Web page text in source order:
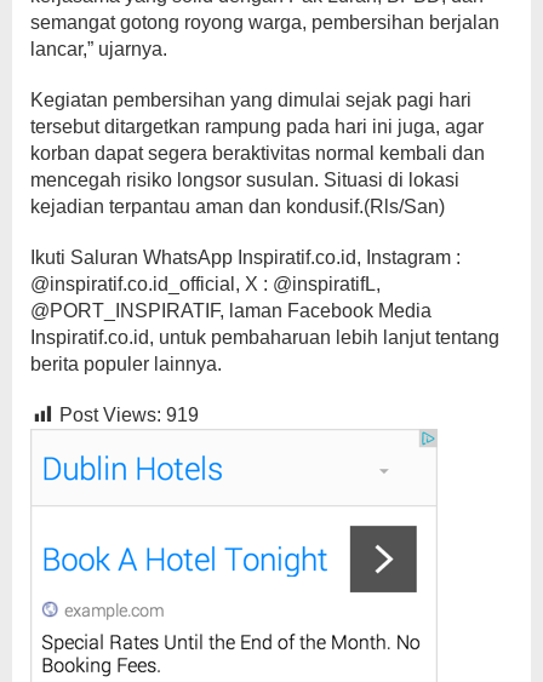
semangat gotong royong warga, pembersihan berjalan
lancar,” ujarnya.
Kegiatan pembersihan yang dimulai sejak pagi hari
tersebut ditargetkan rampung pada hari ini juga, agar
korban dapat segera beraktivitas normal kembali dan
mencegah risiko longsor susulan. Situasi di lokasi
kejadian terpantau aman dan kondusif.(Rls/San)
Ikuti Saluran WhatsApp Inspiratif.co.id, Instagram :
@inspiratif.co.id_official, X : @inspiratifL,
@PORT_INSPIRATIF, laman Facebook Media
Inspiratif.co.id, untuk pembaharuan lebih lanjut tentang
berita populer lainnya.
Post Views: 919